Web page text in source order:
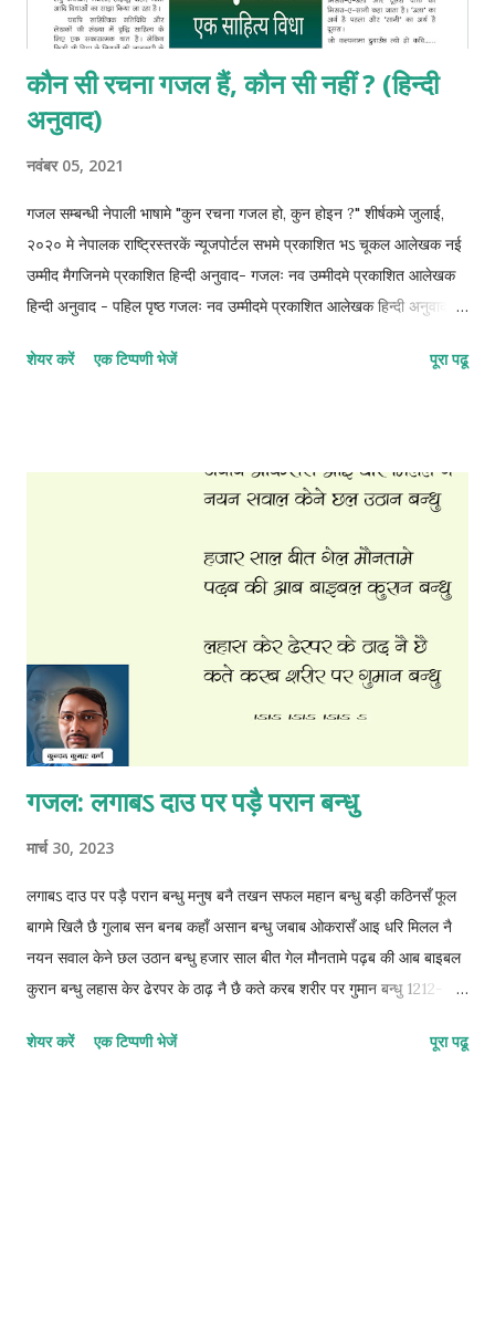
कौन सी रचना गजल हैं, कौन सी नहीं ? (हिन्दी
अनुवाद)
नवंबर 05, 2021
गजल सम्बन्धी नेपाली भाषामे "कुन रचना गजल हो, कुन होइन ?" शीर्षकमे जुलाई,
२०२० मे नेपालक राष्ट्रिस्तरकें न्यूजपोर्टल सभमे प्रकाशित भऽ चूकल आलेखक नई
उम्मीद मैगजिनमे प्रकाशित हिन्दी अनुवाद- गजलः नव उम्मीदमे प्रकाशित आलेखक
हिन्दी अनुवाद - पहिल पृष्ठ गजलः नव उम्मीदमे प्रकाशित आलेखक हिन्दी अनुवाद -
शेयर करें एक टिप्पणी भेजें पूरा पढू
गजल: लगाबऽ दाउ पर पड़ै परान बन्धु
मार्च 30, 2023
लगाबऽ दाउ पर पड़ै परान बन्धु मनुष बनै तखन सफल महान बन्धु बड़ी कठिनसँ फूल
बागमे खिलै छै गुलाब सन बनब कहाँ असान बन्धु जबाब ओकरासँ आइ धरि मिलल नै
नयन सवाल केने छल उठान बन्धु हजार साल बीत गेल मौनतामे पढ़ब की आब बाइबल
कुरान बन्धु लहास केर ढेरपर के ठाढ़ नै छै कते करब शरीर पर गुमान बन्धु 1212-
शेयर करें एक टिप्पणी भेजें पूरा पढू